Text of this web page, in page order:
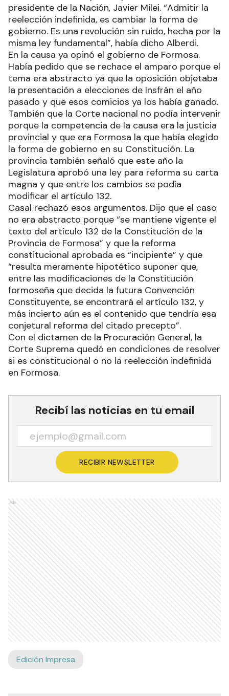
presidente de la Nación, Javier Milei. “Admitir la
reelección indefinida, es cambiar la forma de
gobierno. Es una revolución sin ruido, hecha por la
misma ley fundamental”, había dicho Alberdi.
En la causa ya opinó el gobierno de Formosa.
Había pedido que se rechace el amparo porque el
tema era abstracto ya que la oposición objetaba
la presentación a elecciones de Insfrán el año
pasado y que esos comicios ya los había ganado.
También que la Corte nacional no podía intervenir
porque la competencia de la causa era la justicia
provincial y que era Formosa la que había elegido
la forma de gobierno en su Constitución. La
provincia también señaló que este año la
Legislatura aprobó una ley para reforma su carta
magna y que entre los cambios se podía
modificar el artículo 132.
Casal rechazó esos argumentos. Dijo que el caso
no era abstracto porque “se mantiene vigente el
texto del artículo 132 de la Constitución de la
Provincia de Formosa” y que la reforma
constitucional aprobada es “incipiente” y que
“resulta meramente hipotético suponer que,
entre las modificaciones de la Constitución
formoseña que decida la futura Convención
Constituyente, se encontrará el artículo 132, y
más incierto aún es el contenido que tendría esa
conjetural reforma del citado precepto”.
Con el dictamen de la Procuración General, la
Corte Suprema quedó en condiciones de resolver
si es constitucional o no la reelección indefinida
en Formosa.
Recibí las noticias en tu email
RECIBIR NEWSLETTER
Ads
Edición Impresa